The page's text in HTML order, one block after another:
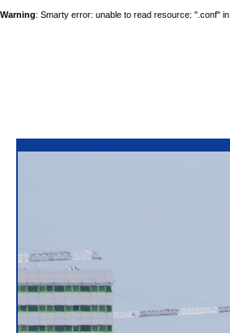
Warning: Smarty error: unable to read resource: ".conf" in